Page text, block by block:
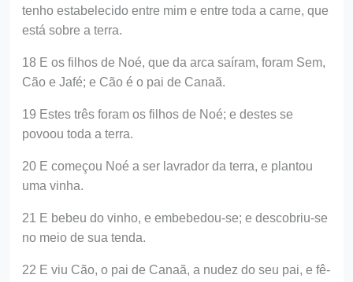
tenho estabelecido entre mim e entre toda a carne, que
está sobre a terra.
18 E os filhos de Noé, que da arca saíram, foram Sem,
Cão e Jafé; e Cão é o pai de Canaã.
19 Estes três foram os filhos de Noé; e destes se
povoou toda a terra.
20 E começou Noé a ser lavrador da terra, e plantou
uma vinha.
21 E bebeu do vinho, e embebedou-se; e descobriu-se
no meio de sua tenda.
22 E viu Cão, o pai de Canaã, a nudez do seu pai, e fê-